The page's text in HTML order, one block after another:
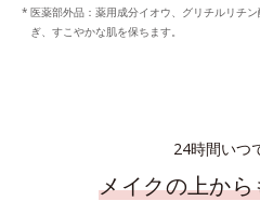
医薬部外品：薬用成分イオウ、グリチルリチ
ぎ、すこやかな肌を保ちます。
24時間いつ
メイクの上か